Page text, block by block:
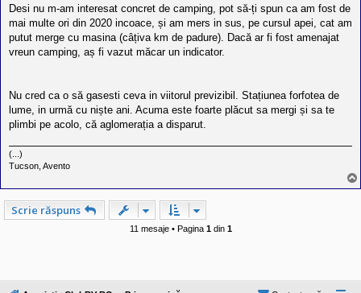
s
j
Desi nu m-am interesat concret de camping, pot să-ți spun ca am fost de
mai multe ori din 2020 incoace, și am mers in sus, pe cursul apei, cat am
putut merge cu masina (câțiva km de padure). Dacă ar fi fost amenajat
vreun camping, aș fi vazut măcar un indicator.
Nu cred ca o să gasesti ceva in viitorul previzibil. Stațiunea forfotea de
lume, in urmă cu niște ani. Acuma este foarte plăcut sa mergi și sa te
plimbi pe acolo, că aglomerația a disparut.
(...)
Tucson, Avento
Scrie răspuns
11 mesaje • Pagina 1din 1